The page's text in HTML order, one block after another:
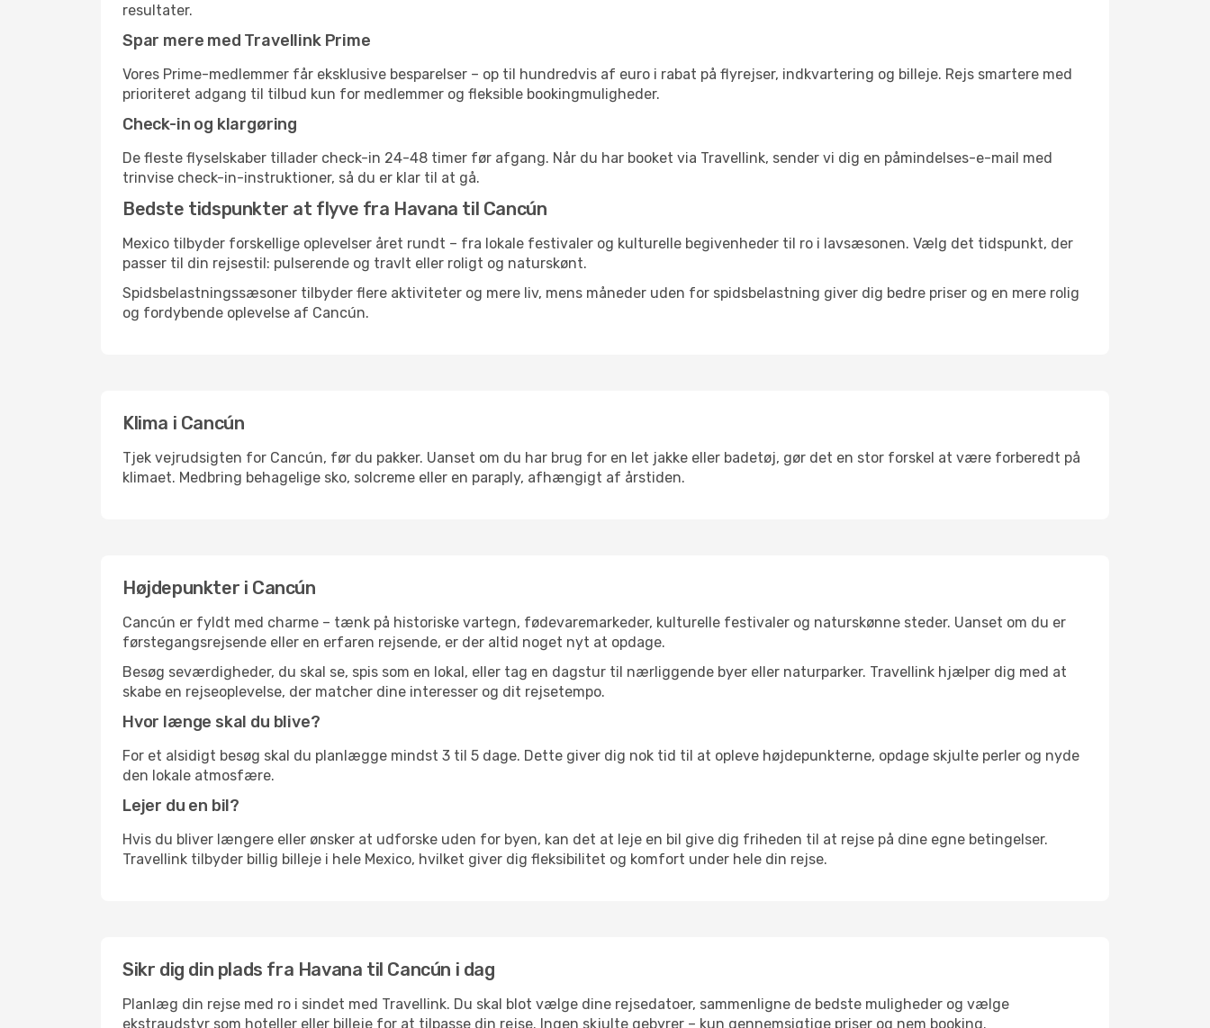
resultater.
Spar mere med Travellink Prime
Vores Prime-medlemmer får eksklusive besparelser – op til hundredvis af euro i rabat på flyrejser, indkvartering og billeje. Rejs smartere med
prioriteret adgang til tilbud kun for medlemmer og fleksible bookingmuligheder.
Check-in og klargøring
De fleste flyselskaber tillader check-in 24-48 timer før afgang. Når du har booket via Travellink, sender vi dig en påmindelses-e-mail med
trinvise check-in-instruktioner, så du er klar til at gå.
Bedste tidspunkter at flyve fra Havana til Cancún
Mexico tilbyder forskellige oplevelser året rundt – fra lokale festivaler og kulturelle begivenheder til ro i lavsæsonen. Vælg det tidspunkt, der
passer til din rejsestil: pulserende og travlt eller roligt og naturskønt.
Spidsbelastningssæsoner tilbyder flere aktiviteter og mere liv, mens måneder uden for spidsbelastning giver dig bedre priser og en mere rolig
og fordybende oplevelse af Cancún.
Klima i Cancún
Tjek vejrudsigten for Cancún, før du pakker. Uanset om du har brug for en let jakke eller badetøj, gør det en stor forskel at være forberedt på
klimaet. Medbring behagelige sko, solcreme eller en paraply, afhængigt af årstiden.
Højdepunkter i Cancún
Cancún er fyldt med charme – tænk på historiske vartegn, fødevaremarkeder, kulturelle festivaler og naturskønne steder. Uanset om du er
førstegangsrejsende eller en erfaren rejsende, er der altid noget nyt at opdage.
Besøg seværdigheder, du skal se, spis som en lokal, eller tag en dagstur til nærliggende byer eller naturparker. Travellink hjælper dig med at
skabe en rejseoplevelse, der matcher dine interesser og dit rejsetempo.
Hvor længe skal du blive?
For et alsidigt besøg skal du planlægge mindst 3 til 5 dage. Dette giver dig nok tid til at opleve højdepunkterne, opdage skjulte perler og nyde
den lokale atmosfære.
Lejer du en bil?
Hvis du bliver længere eller ønsker at udforske uden for byen, kan det at leje en bil give dig friheden til at rejse på dine egne betingelser.
Travellink tilbyder billig billeje i hele Mexico, hvilket giver dig fleksibilitet og komfort under hele din rejse.
Sikr dig din plads fra Havana til Cancún i dag
Planlæg din rejse med ro i sindet med Travellink. Du skal blot vælge dine rejsedatoer, sammenligne de bedste muligheder og vælge
ekstraudstyr som hoteller eller billeje for at tilpasse din rejse. Ingen skjulte gebyrer – kun gennemsigtige priser og nem booking.